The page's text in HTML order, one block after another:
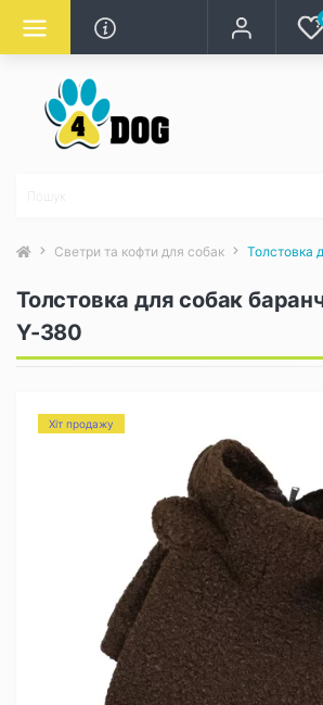
Светри та кофти для собак Толстовка
Толстовка для собак
Y-380
Хіт продажу